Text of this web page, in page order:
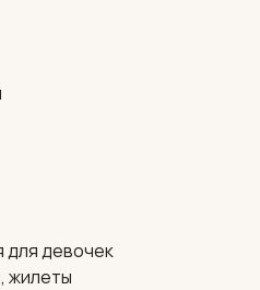
для девочек
жилеты